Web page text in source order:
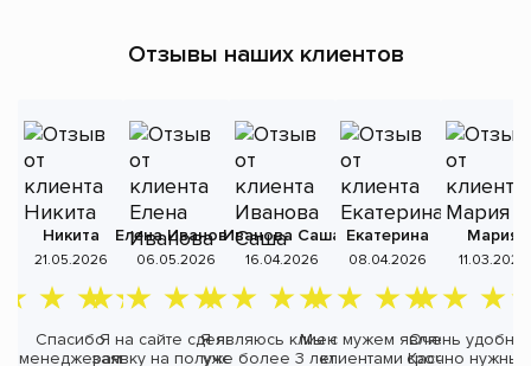
Отзывы наших клиентов
Никита
21.05.2026
Спасибо
менеджерам
Елена Иванова
06.05.2026
Я на сайте сделала
заявку на получение
Иванова Саша
16.04.2026
Я являюсь клиентом
уже более 3 лет, за
Екатерина
08.04.2026
Мы с мужем являемся
клиентами Кассы
Мария
11.03.2026
Очень удобно,
срочно нужны